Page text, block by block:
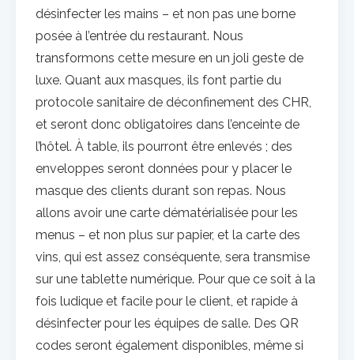
désinfecter les mains – et non pas une borne
posée à l’entrée du restaurant. Nous
transformons cette mesure en un joli geste de
luxe. Quant aux masques, ils font partie du
protocole sanitaire de déconfinement des CHR,
et seront donc obligatoires dans l’enceinte de
l’hôtel. À table, ils pourront être enlevés ; des
enveloppes seront données pour y placer le
masque des clients durant son repas. Nous
allons avoir une carte dématérialisée pour les
menus – et non plus sur papier, et la carte des
vins, qui est assez conséquente, sera transmise
sur une tablette numérique. Pour que ce soit à la
fois ludique et facile pour le client, et rapide à
désinfecter pour les équipes de salle. Des QR
codes seront également disponibles, même si